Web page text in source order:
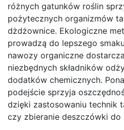
różnych gatunków roślin
pożytecznych organizmów
dżdżownice. Ekologiczne
prowadzą do lepszego
nawozy organiczne
niezbędnych składników
dodatków chemicznych.
podejście sprzyja
dzięki zastosowaniu technik
czy zbieranie deszczówki do